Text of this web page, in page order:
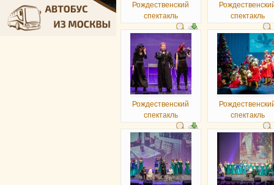
Рождественский
спектакль
спектакль
Рождественский
спектакль
спектакль